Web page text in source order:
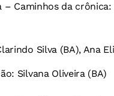
– Caminhos da
Silva (BA), Ana
Silvana Oliveira (BA)